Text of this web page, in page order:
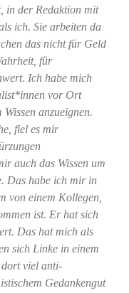
in der Redaktion mit
ich. Sie arbeiten da
das nicht für Geld
für
Ich habe mich
vor Ort
anzueignen.
fiel es mir
auch das Wissen um
Das habe ich mir in
von einem Kollegen,
ist. Er hat sich
Das hat mich als
sich Linke in einem
viel anti-
Gedankengut